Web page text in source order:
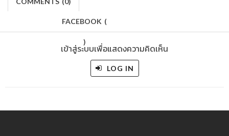
FACEBOOK (
)
เข้าสู่ระบบเพื่อแสดงความคิดเห็น
LOG IN